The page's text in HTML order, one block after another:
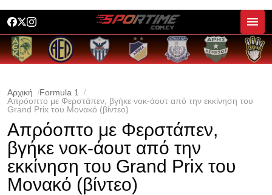
Αρχική
Formula 1
Απρόοπτο με Φερστάπεν, βγήκε νοκ-άουτ από την εκκίνηση του
Grand Prix του Μονακό (βίντεο)
Απρόοπτο με Φερστάπεν,
βγήκε νοκ-άουτ από την
εκκίνηση του Grand Prix του
Μονακό (βίντεο)